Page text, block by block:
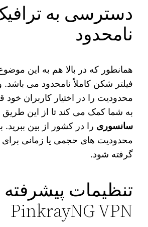
دسترسی به
نامحدود
همانطور که در بالا هم به این
فیلتر شکن کاملاً نامحدود می‌ باشد.
محدودیت را در اختیار کاربران
به شما کمک می‌ کند تا از این طریق
سانسوری را در کشور از بین ببرید.
محدودیت‌ های حجمی یا زمانی برای
گرفته شود.
تنظیمات پیشرفته
PinkrayNG VPN